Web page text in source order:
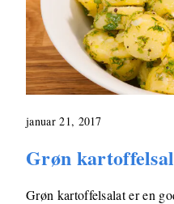
januar 21, 2017
Grøn
Grøn kartoffelsalat er en